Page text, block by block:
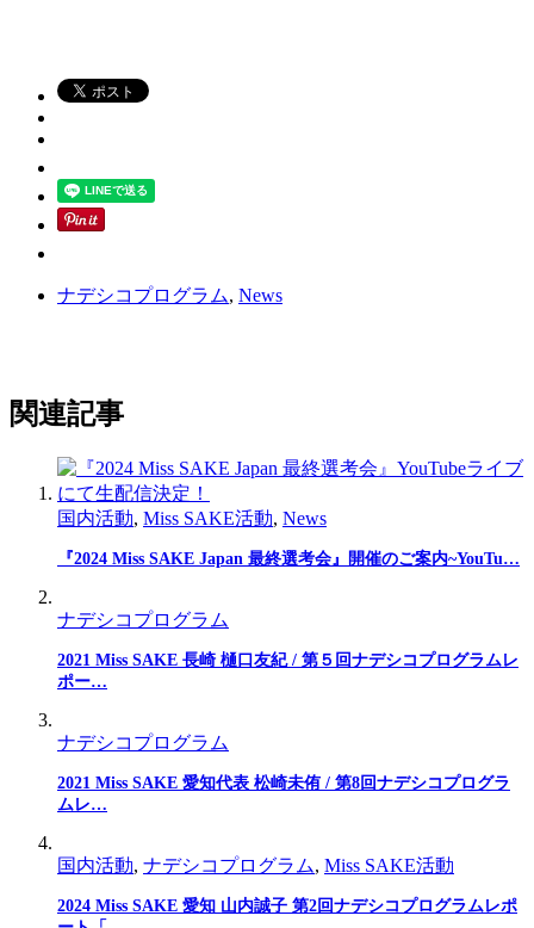
ナデシコプログラム, News
関連記事
国内活動, Miss SAKE活動, News
『2024 Miss SAKE Japan 最終選考会』開催のご案内~YouTu…
ナデシコプログラム
2021 Miss SAKE 長崎 樋口友紀 / 第５回ナデシコプログラムレ
ポー…
ナデシコプログラム
2021 Miss SAKE 愛知代表 松崎未侑 / 第8回ナデシコプログラ
ムレ…
国内活動, ナデシコプログラム, Miss SAKE活動
2024 Miss SAKE 愛知 山内誠子 第2回ナデシコプログラムレポ